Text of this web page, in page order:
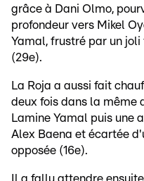
grâce à Dani Olmo,
profondeur vers Mikel
Yamal, frustré par un
(29e).
La Roja a aussi fait
deux fois dans la même
Lamine Yamal puis une
Alex Baena et écartée
opposée (16e).